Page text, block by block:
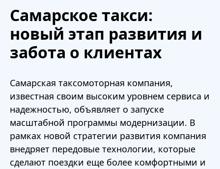
Самарское такси:
новый этап развития и
забота о клиентах
Самарская таксомоторная компания,
известная своим высоким уровнем сервиса и
надежностью, объявляет о запуске
масштабной программы модернизации. В
рамках новой стратегии развития компания
внедряет передовые технологии, которые
сделают поездки еще более комфортными и